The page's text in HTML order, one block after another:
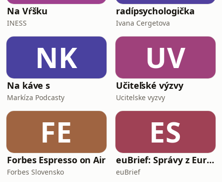
Na Vŕšku
INESS
radípsychologička
Ivana Cergetova
NK
Na káve s
Markíza Podcasty
UV
Učiteľské výzvy
Ucitelske vyzvy
FE
Forbes Espresso on Air
Forbes Slovensko
ES
euBrief: Správy z Európskej únie
euBrief